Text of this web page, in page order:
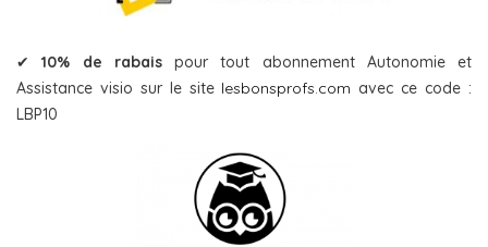
✔10% de rabaispour tout abonnement Autonomie et
Assistance visio sur le site lesbonsprofs.com avec ce code :
LBP10